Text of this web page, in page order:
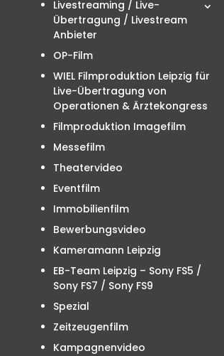
Livestreaming / Live-
Übertragung / Livestream
Anbieter
OP-Film
WIEL Filmproduktion Leipzig für
Live-Übertragung von
Operationen & Ärztekongress
Filmproduktion Imagefilm
Messefilm
Theatervideo
Eventfilm
Immobilienfilm
Bewerbungsvideo
Kameramann Leipzig
EB-Team Leipzig – Sony FS5 /
Sony FS7 / Sony FS9
Spezial
Zeitzeugenfilm
Kampagnenvideo